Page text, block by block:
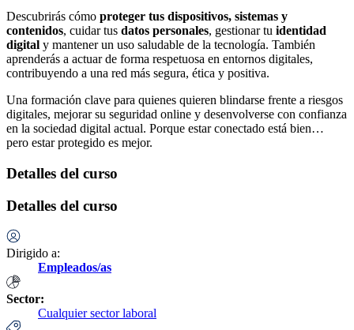
Descubrirás cómo proteger tus dispositivos, sistemas y
contenidos, cuidar tus datos personales, gestionar tu identidad
digital y mantener un uso saludable de la tecnología. También
aprenderás a actuar de forma respetuosa en entornos digitales,
contribuyendo a una red más segura, ética y positiva.
Una formación clave para quienes quieren blindarse frente a riesgos
digitales, mejorar su seguridad online y desenvolverse con confianza
en la sociedad digital actual. Porque estar conectado está bien…
pero estar protegido es mejor.
Detalles del curso
Detalles del curso
Dirigido a:
Empleados/as
Sector:
Cualquier sector laboral